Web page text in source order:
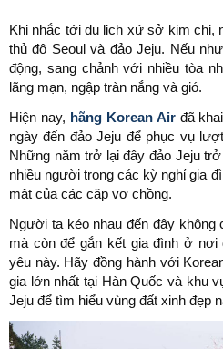
Khi nhắc tới du lịch xứ sở kim chi,
thủ đô Seoul và đảo Jeju. Nếu
động, sang chảnh với nhiều tòa
lãng mạn, ngập tràn nắng và gió.
Hiện nay, hãng Korean Airđã
ngày đến đảo Jeju để phục vụ
Những năm trở lại đây đảo Jeju
nhiều người trong các kỳ nghỉ gia
mật của các cặp vợ chồng.
Người ta kéo nhau đến đây không
mà còn để gắn kết gia đình ở
yêu này. Hãy đồng hành với
gia lớn nhất tại Hàn Quốc và khu
Jeju để tìm hiểu vùng đất xinh đẹp